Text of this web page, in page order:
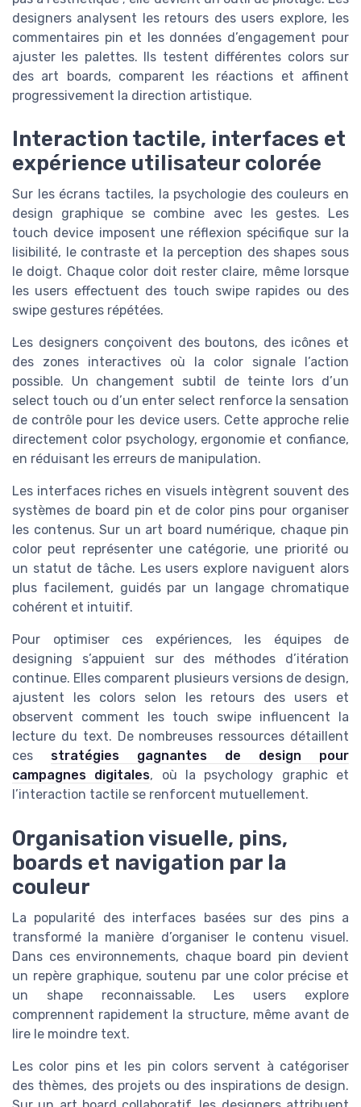
designers analysent les retours des users explore, les
commentaires pin et les données d’engagement pour
ajuster les palettes. Ils testent différentes colors sur
des art boards, comparent les réactions et affinent
progressivement la direction artistique.
Interaction tactile, interfaces et
expérience utilisateur colorée
Sur les écrans tactiles, la psychologie des couleurs en
design graphique se combine avec les gestes. Les
touch device imposent une réflexion spécifique sur la
lisibilité, le contraste et la perception des shapes sous
le doigt. Chaque color doit rester claire, même lorsque
les users effectuent des touch swipe rapides ou des
swipe gestures répétées.
Les designers conçoivent des boutons, des icônes et
des zones interactives où la color signale l’action
possible. Un changement subtil de teinte lors d’un
select touch ou d’un enter select renforce la sensation
de contrôle pour les device users. Cette approche relie
directement color psychology, ergonomie et confiance,
en réduisant les erreurs de manipulation.
Les interfaces riches en visuels intègrent souvent des
systèmes de board pin et de color pins pour organiser
les contenus. Sur un art board numérique, chaque pin
color peut représenter une catégorie, une priorité ou
un statut de tâche. Les users explore naviguent alors
plus facilement, guidés par un langage chromatique
cohérent et intuitif.
Pour optimiser ces expériences, les équipes de
designing s’appuient sur des méthodes d’itération
continue. Elles comparent plusieurs versions de design,
ajustent les colors selon les retours des users et
observent comment les touch swipe influencent la
lecture du text. De nombreuses ressources détaillent
ces stratégies gagnantes de design pour
campagnes digitales, où la psychology graphic et
l’interaction tactile se renforcent mutuellement.
Organisation visuelle, pins,
boards et navigation par la
couleur
La popularité des interfaces basées sur des pins a
transformé la manière d’organiser le contenu visuel.
Dans ces environnements, chaque board pin devient
un repère graphique, soutenu par une color précise et
un shape reconnaissable. Les users explore
comprennent rapidement la structure, même avant de
lire le moindre text.
Les color pins et les pin colors servent à catégoriser
des thèmes, des projets ou des inspirations de design.